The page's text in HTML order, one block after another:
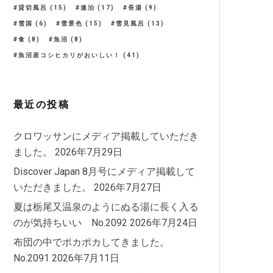
貸切風呂 (15) 連泊 (17) 長湯 (9)
雪国 (6) 雪景色 (15) 雪見風呂 (13)
食 (8) 魚沼 (8)
魚沼産コシヒカリがおいしい！ (41)
最近の投稿
クロワッサンにメディア掲載していただき
ました。
2026年7月29日
Discover Japan 8月号にメディア掲載して
いただきました。
2026年7月27日
夏は栃尾又温泉のようにぬる湯に長く入る
のが気持ちいい No.2092 2026年7月24日
布団の中でポカポカしてきました。
No.2091 2026年7月11日